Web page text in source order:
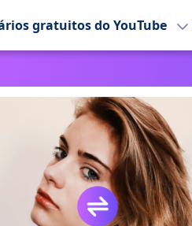
gratuitos do YouTube